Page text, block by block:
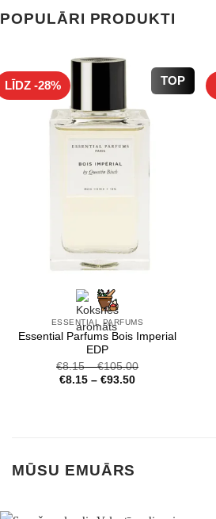
POPULĀRI PRODUKTI
TOP
LĪDZ -28%
ESSENTIAL PARFUMS
Essential Parfums Bois Imperial
EDP
€8.15–€105.00
€8.15 –€93.50
MŪSU EMUĀRS